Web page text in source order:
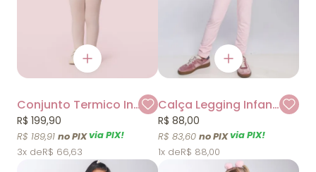
Conjunto Termico Infantil Bege Petit Cherie
R$ 189,91 via PIX!
R$ 199,90
3x R$ 66,63
Calça Legging Infantil Rosa Mylu
R$ 83,60 via PIX!
R$ 88,00
1x R$ 88,00